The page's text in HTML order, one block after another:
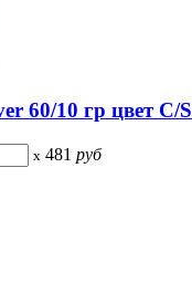
60/10 гр цвет C/S
x 481 руб